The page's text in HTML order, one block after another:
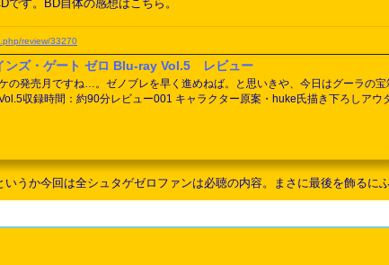
す。BD自体の感想はこちら。
review/33270
ンズ・ゲート ゼロ Blu-ray Vol.5 レビュー
の発売月ですね…。ゼノブレを早く進めねば。と思いきや、今日はグーラの
収録時間：約90分レビュー001 キャラクター原案・huke氏描き下ろしア
うか今回は全シュタゲゼロファンは必聴の内容。まさに最後を飾るに